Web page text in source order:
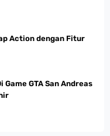
Action dengan Fitur
GTA San Andreas